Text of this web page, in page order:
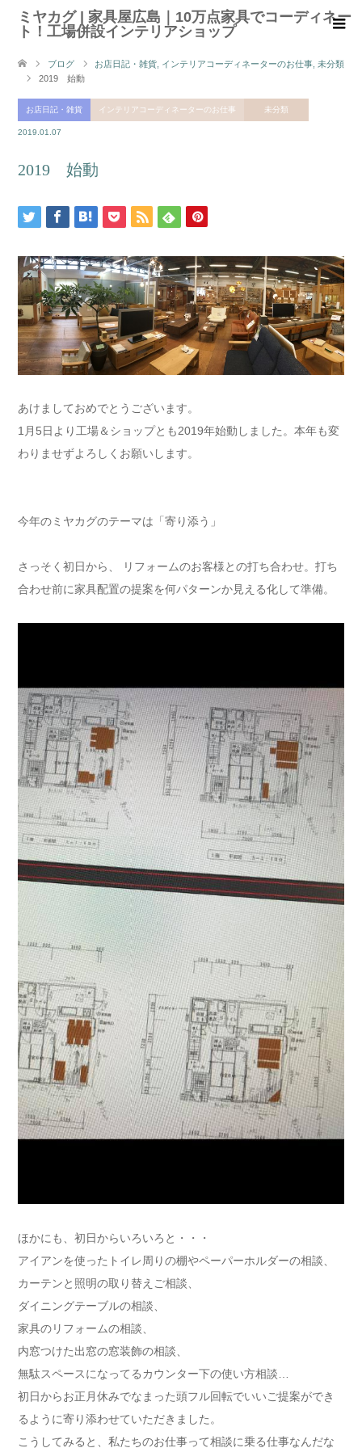
ミヤカグ | 家具屋広島｜10万点家具でコーディネー
ト！工場併設インテリアショップ
ブログ お店日記・雑貨 インテリアコーディネーターのお仕事 未分類
2019 始動
お店日記・雑貨 インテリアコーディネーターのお仕事 未分類
2019.01.07
2019 始動
あけましておめでとうございます。
1月5日より工場＆ショップとも2019年始動しました。本年も変
わりませずよろしくお願いします。
今年のミヤカグのテーマは「寄り添う」
さっそく初日から、 リフォームのお客様との打ち合わせ。打ち
合わせ前に家具配置の提案を何パターンか見える化して準備。
ほかにも、初日からいろいろと・・・
アイアンを使ったトイレ周りの棚やペーパーホルダーの相談、
カーテンと照明の取り替えご相談、
ダイニングテーブルの相談、
家具のリフォームの相談、
内窓つけた出窓の窓装飾の相談、
無駄スペースになってるカウンター下の使い方相談…
初日からお正月休みでなまった頭フル回転でいいご提案ができ
るように寄り添わせていただきました。
こうしてみると、私たちのお仕事って相談に乗る仕事なんだな